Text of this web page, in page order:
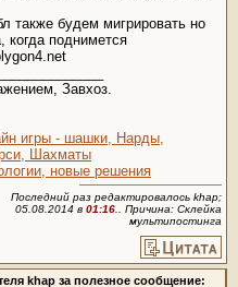
также будем мигрировать но
когда поднимется
Завхоз.
игры - шашки, Нарды,
Шахматы
новые решения
Последний раз редактировалось khap;
05.08.2014 в 01:16 .. Причина: Склейка
мультипостинга
khap за полезное сообщение: